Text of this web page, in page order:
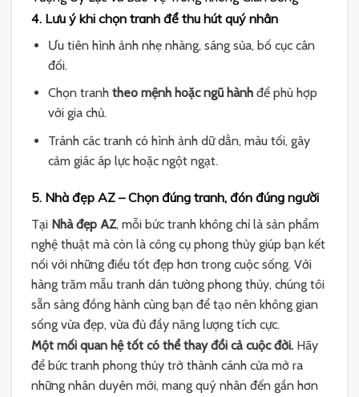
4. Lưu ý khi chọn tranh để thu hút quý nhân
Ưu tiên hình ảnh nhẹ nhàng, sáng sủa, bố cục cân
đối.
Chọn tranh theo mệnh hoặc ngũ hànhđể phù hợp
với gia chủ.
Tránh các tranh có hình ảnh dữ dằn, màu tối, gây
cảm giác áp lực hoặc ngột ngạt.
5. Nhà đẹp AZ – Chọn đúng tranh, đón đúng người
Tại Nhà đẹp AZ, mỗi bức tranh không chỉ là sản phẩm
nghệ thuật mà còn là công cụ phong thủy giúp bạn kết
nối với những điều tốt đẹp hơn trong cuộc sống. Với
hàng trăm mẫu tranh dán tường phong thủy, chúng tôi
sẵn sàng đồng hành cùng bạn để tạo nên không gian
sống vừa đẹp, vừa đủ đầy năng lượng tích cực.
Một mối quan hệ tốt có thể thay đổi cả cuộc đời. Hãy
để bức tranh phong thủy trở thành cánh cửa mở ra
những nhân duyên mới, mang quý nhân đến gần hơn